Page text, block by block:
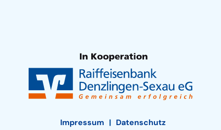
Impressum Datenschutz